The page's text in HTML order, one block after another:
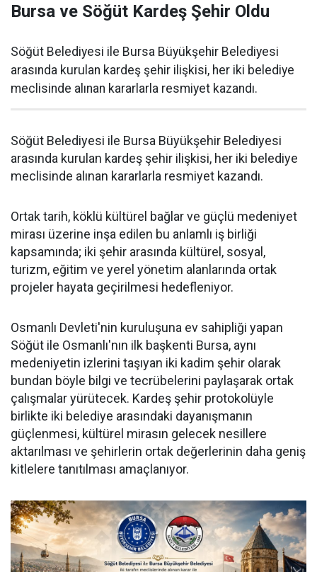
Bursa ve Söğüt Kardeş Şehir Oldu
Söğüt Belediyesi ile Bursa Büyükşehir Belediyesi
arasında kurulan kardeş şehir ilişkisi, her iki belediye
meclisinde alınan kararlarla resmiyet kazandı.
Söğüt Belediyesi ile Bursa Büyükşehir Belediyesi
arasında kurulan kardeş şehir ilişkisi, her iki belediye
meclisinde alınan kararlarla resmiyet kazandı.
Ortak tarih, köklü kültürel bağlar ve güçlü medeniyet
mirası üzerine inşa edilen bu anlamlı iş birliği
kapsamında; iki şehir arasında kültürel, sosyal,
turizm, eğitim ve yerel yönetim alanlarında ortak
projeler hayata geçirilmesi hedefleniyor.
Osmanlı Devleti'nin kuruluşuna ev sahipliği yapan
Söğüt ile Osmanlı'nın ilk başkenti Bursa, aynı
medeniyetin izlerini taşıyan iki kadim şehir olarak
bundan böyle bilgi ve tecrübelerini paylaşarak ortak
çalışmalar yürütecek. Kardeş şehir protokolüyle
birlikte iki belediye arasındaki dayanışmanın
güçlenmesi, kültürel mirasın gelecek nesillere
aktarılması ve şehirlerin ortak değerlerinin daha geniş
kitlelere tanıtılması amaçlanıyor.